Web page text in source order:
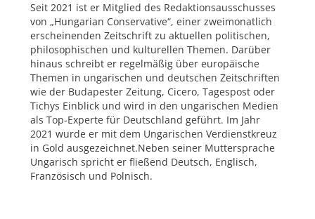
Seit 2021 ist er Mitglied des Redaktionsausschusses
von „Hungarian Conservative“, einer zweimonatlich
erscheinenden Zeitschrift zu aktuellen politischen,
philosophischen und kulturellen Themen. Darüber
hinaus schreibt er regelmäßig über europäische
Themen in ungarischen und deutschen Zeitschriften
wie der Budapester Zeitung, Cicero, Tagespost oder
Tichys Einblick und wird in den ungarischen Medien
als Top-Experte für Deutschland geführt. Im Jahr
2021 wurde er mit dem Ungarischen Verdienstkreuz
in Gold ausgezeichnet.Neben seiner Muttersprache
Ungarisch spricht er fließend Deutsch, Englisch,
Französisch und Polnisch.